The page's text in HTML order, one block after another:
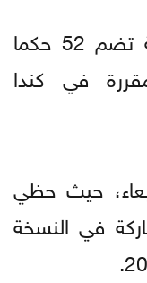
وكان اختيار عرتن ضمن قائمة تضم 52 حكما
في كندا
حيث حظي
في النسخة